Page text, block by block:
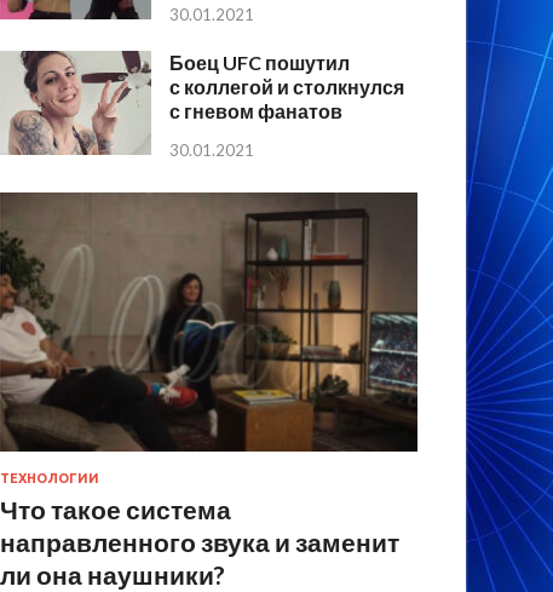
30.01.2021
Боец UFC пошутил
с коллегой и столкнулся
с гневом фанатов
30.01.2021
ТЕХНОЛОГИИ
Что такое система
направленного звука и заменит
ли она наушники?